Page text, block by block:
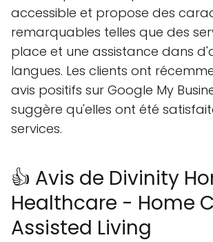
accessible et propose des
remarquables telles que des
place et une assistance dans
langues. Les clients ont
avis positifs sur Google My
suggère qu'elles ont été
services.
👍 Avis de Divinity
Healthcare - Home
Assisted Living